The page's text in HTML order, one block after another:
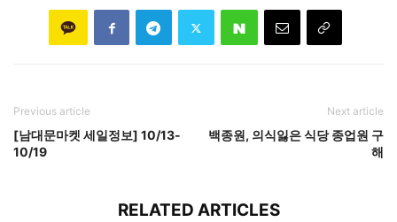
Previous article
[남대문마켓 세일정보] 10/13-
10/19
Next article
백종원, 의식잃은 식당 종업원 구
해
RELATED ARTICLES